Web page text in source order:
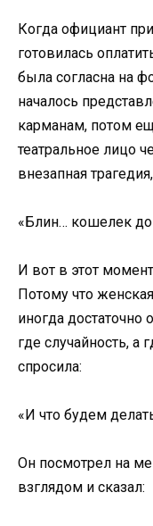
Когда официант
готовилась
была согласна на
началось
карманам, потом
театральное лицо
внезапная
«Блин… кошелек
И вот в этот
Потому что
иногда достаточно
где случайность, а
спросила:
«И что будем
Он посмотрел на
взглядом и сказал: